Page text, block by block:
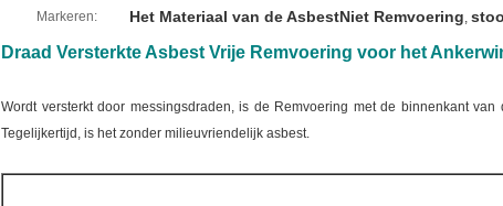
Markeren: Het Materiaal van de AsbestNiet Remvoering,
Draad Versterkte Asbest Vrije Remvoering voor het
Wordt versterkt door messingsdraden, is de Remvoering met de binnenkant
Tegelijkertijd, is het zonder milieuvriendelijk asbest.